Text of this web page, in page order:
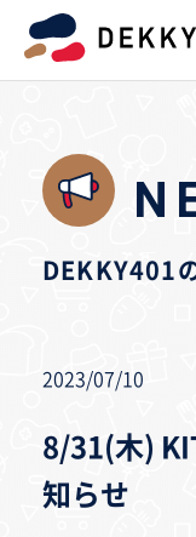
DEKKY401
2023/07/10
8/31(木)
知らせ